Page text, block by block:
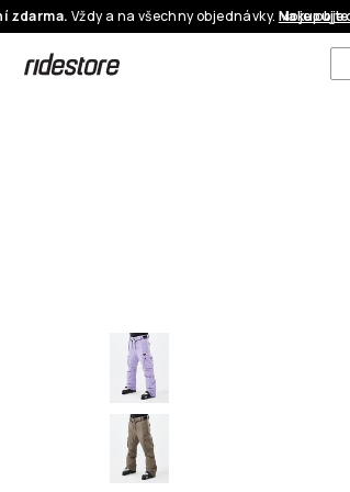
zdarma. Vždy a na všechny objednávky. Moje